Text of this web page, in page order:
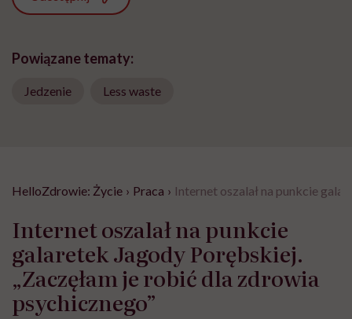
Powiązane tematy:
Jedzenie Less waste
HelloZdrowie: Życie › Praca › Internet oszalał na punkcie
Internet oszalał na punkcie
galaretek Jagody Porębskiej.
„Zaczęłam je robić dla zdrowia
psychicznego”